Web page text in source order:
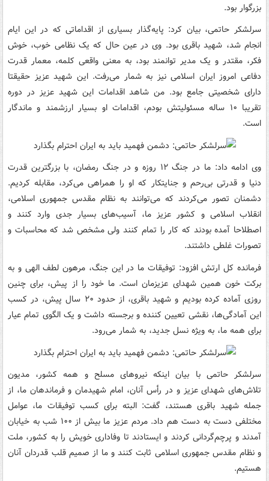
بزرگوار بود.
سرلشکر حاتمی، بیان کرد: پایه‌گذار بسیاری از اقداماتی که در این ایام
انجام شد، شهید باقری بود. وی در عین حال که یک نظامی خوب، خوش
فکر، مقتدر و یک مدیر توانمند بود، به معنی واقعی کلمه، معمار قدرت
دفاعی امروز ایران اسلامی نیز به شمار می‌رفت. این شهید عزیز حقیقتا
دارای شخصیتی جامع بود. من شاهد اقدامات این شهید عزیز در دوره
تقریبا ۱۰ ساله مسئولیتش بودم، اقدامات او بسیار ارزشمند و ماندگار
است.
وی ادامه داد: ما در جنگ ۱۲ روزه و در جنگ رمضان، با بزرگترین قدرت
دنیا و قدرتی بی‌رحم و جنایتکار که او را همراهی می‌کرد، مقابله کردیم.
دشمنان تصور می‌کردند که می‌توانند به نظام مقدس جمهوری اسلامی،
انقلاب اسلامی و کشور عزیز ما، آسیب‌های بسیار جدی‌ وارد کنند و
اصطلاحا آمده بودند که کار را تمام کنند ولی مشخص شد که محاسبات و
تصورات غلطی داشتند.
فرمانده کل ارتش افزود: توفیقات ما در این جنگ، مرهون لطف الهی و به
برکت خون همین شهدای عزیزمان است. ما خود را از پیش، برای چنین
روزی آماده کرده بودیم و شهید باقری، از حدود ۲۰ سال پیش، در کسب
این آمادگی‌ها، نقشی تعیین کننده و برجسته داشت و یک الگوی تمام عیار
برای همه ما، به ویژه نسل جدید، به شمار می‌رود.
سرلشکر حاتمی با بیان اینکه نیروهای مسلح و همه کشور، مدیون
تلاش‌های شهدای عزیز و در رأس آنان، امام شهیدمان و فرماندهان ما، از
جمله شهید باقری هستند، گفت: البته برای کسب توفیقات ما، عوامل
مختلفی دست به دست هم داد. مردم عزیز ما بیش از ۱۰۰ شب به خیابان
آمدند و پرچم‌گردانی کردند و ایستادند تا وفاداری خویش را به کشور، ملت
و نظام مقدس جمهوری اسلامی ثابت کنند و ما از صمیم قلب قدردان آنان
هستیم.